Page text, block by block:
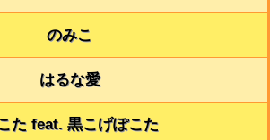
のみこ
はるな愛
た feat. 黒こげぽこた